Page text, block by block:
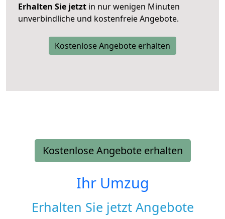
Erhalten Sie jetzt in nur wenigen Minuten
unverbindliche und kostenfreie Angebote.
Kostenlose Angebote erhalten
Kostenlose Angebote erhalten
Ihr Umzug
Erhalten Sie jetzt Angebote